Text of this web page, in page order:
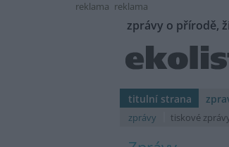
reklama reklama
zprávy o přírodě,
titulní strana
zprávy tiskové